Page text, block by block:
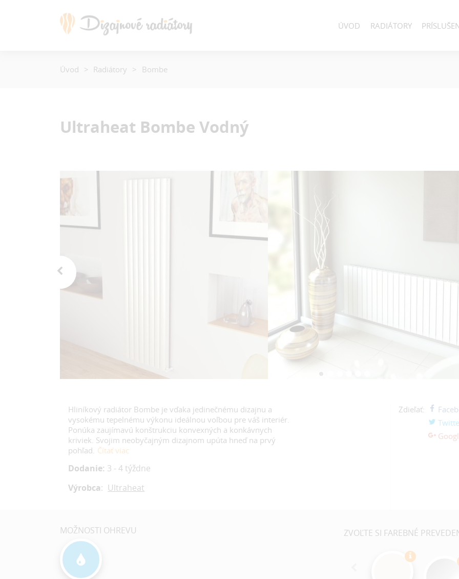
Ultraheat Bombe Vodný
Hliníkový radiátor Bombe je vďaka jedinečnému dizajnu a
vysokému tepelnému výkonu ideálnou voľbou pre váš interiér.
Ponúka zaujímavú konštrukciu konvexných a konkávnych
kriviek. Svojim neobyčajným dizajnom upúta hneď na prvý
pohľad. Čítať viac
Dodanie: 3 - 4 týždne
Výrobca: Ultraheat
Zdieľať:
MOŽNOSTI OHREVU ZVOĽTE SI FAREBNÉ
Úvod Radiátory Bombe
ÚVOD RADIÁTORY